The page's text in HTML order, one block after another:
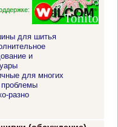
для шитья
и
для многих
разно